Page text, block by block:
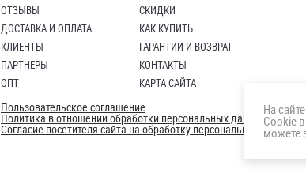
ОТЗЫВЫ
ДОСТАВКА И ОПЛАТА
КЛИЕНТЫ
ПАРТНЕРЫ
ОПТ
СКИДКИ
КАК КУПИТЬ
ГАРАНТИИ И ВОЗВРАТ
КОНТАКТЫ
КАРТА САЙТА
Пользовательское соглашение
Политика в отношении обработки персональных данных
Согласие посетителя сайта на обработку персональных данны
На
Cookie
можете